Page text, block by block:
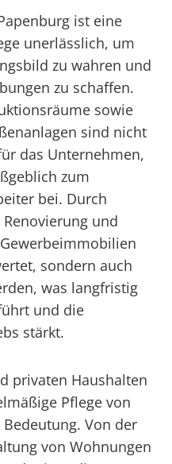
ist eine
unerlässlich, um
zu wahren und
zu schaffen.
sowie
sind nicht
das Unternehmen,
zum
bei. Durch
und
sondern auch
was langfristig
und die
stärkt.
privaten Haushalten
Pflege von
Von der
von Wohnungen